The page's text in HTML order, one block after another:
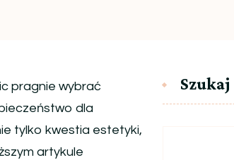
pragnie wybrać
dla
tylko kwestia estetyki,
artykule
Szukaj